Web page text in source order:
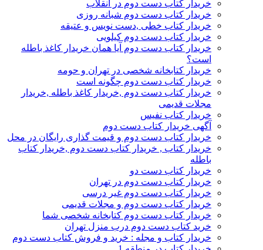
خریدار کتاب دست دوم در انقلاب
خریدار کتاب دست دوم شبانه روزی
خریدار کتاب خطی ,دست نویس و عتیقه
خریدار کتاب دست دوم کیلویی
خریدار کتاب دست دوم آیا همان خریدار کاغذ باطله
است؟
خریدار کتابخانه شخصی در تهران و حومه
خریدار کتاب دست دوم چگونه است
خریدار کتاب دست دوم ,خریدار کاغذ باطله ,خریدار
مجلات قدیمی
خریدار کتاب نفیس
آگهی خریدار کتاب دست دوم
خریدار کتاب دست دوم و قیمت گذاری رایگان در محل
خریدار کتاب , خریدار کتاب دست دوم ,خریدار کتاب
باطله
خریدار کتاب دست دو
خریدار کتاب دست دوم در تهران
خریدار کتاب دست دوم غیر درسی
خریدار کتاب دست دوم و مجلات قدیمی
خریدار کتاب دست دوم کتابخانه شخصی شما
خرید کتاب دست دوم درب منزل تهران
خریدار کتاب و مجله : خرید و فروش کتاب دست دوم